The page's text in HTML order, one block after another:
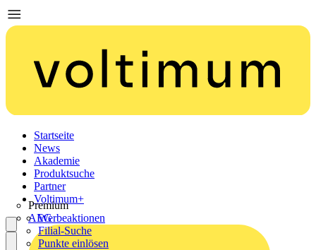
Startseite
News
Akademie
Produktsuche
Partner
Premium
AEG
Voltimum+
Werbeaktionen
Filial-Suche
Punkte einlösen